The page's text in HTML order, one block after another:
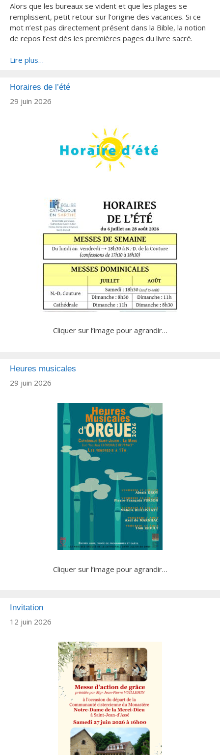
Alors que les bureaux se vident et que les plages se
remplissent, petit retour sur l’origine des vacances. Si ce
mot n’est pas directement présent dans la Bible, la notion
de repos l’est dès les premières pages du livre sacré.
Lire plus…
Horaires de l’été
29 juin 2026
Cliquer sur l’image pour agrandir…
Heures musicales
29 juin 2026
Cliquer sur l’image pour agrandir…
Invitation
12 juin 2026